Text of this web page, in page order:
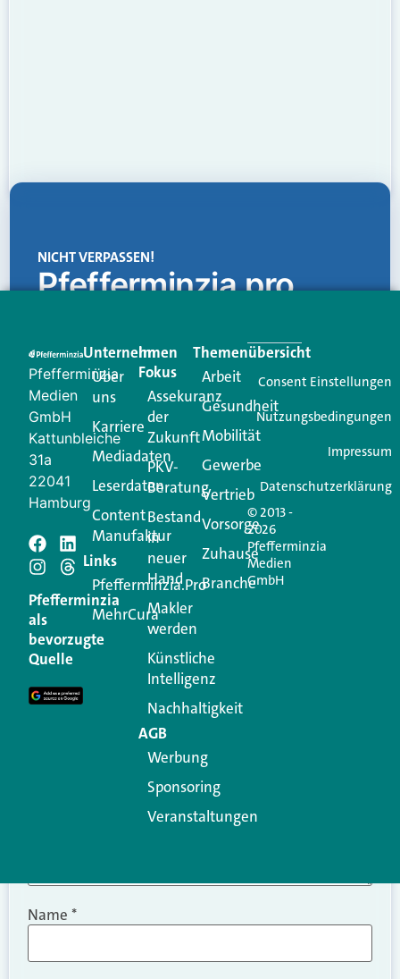
NICHT VERPASSEN!
Pfefferminzia.pro
Creator für Ihre Kundenkommunikation. Alles, was
Ihren Vertriebsalltag leichter macht. Mit nur einem
Login.
Jetzt anmelden
Schreiben Sie einen
Kommentar
Ihre E-Mail-Adresse wird nicht veröffentlicht.
Erforderliche Felder sind mit
Kommentar
Name *
Pfefferminzia
Medien
GmbH
Kattunbleiche
31a
22041
Hamburg
Pfefferminzia
als
bevorzugte
Quelle
Unternehmen
Über
uns
Karriere
Mediadaten
Leserdaten
Content
Manufaktur
Links
Pfefferminzia.Pro
MehrCura
Im
Fokus
Assekuranz
der
Zukunft
PKV-
Beratung
Bestand
in
neuer
Hand
Makler
werden
Künstliche
Intelligenz
Nachhaltigkeit
AGB
Werbung
Sponsoring
Veranstaltungen
Themenübersicht
Arbeit
Gesundheit
Mobilität
Gewerbe
Vertrieb
Vorsorge
Zuhause
Branche
© 2013 -
2026
Pfefferminzia
Medien
GmbH
Consent Einstellungen
Nutzungsbedingungen
Impressum
Datenschutzerklärung